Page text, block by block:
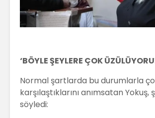
‘BÖYLE ŞEYLERE ÇOK
Normal şartlarda bu durumlarla
karşılaştıklarını anımsatan Yokuş,
söyledi: